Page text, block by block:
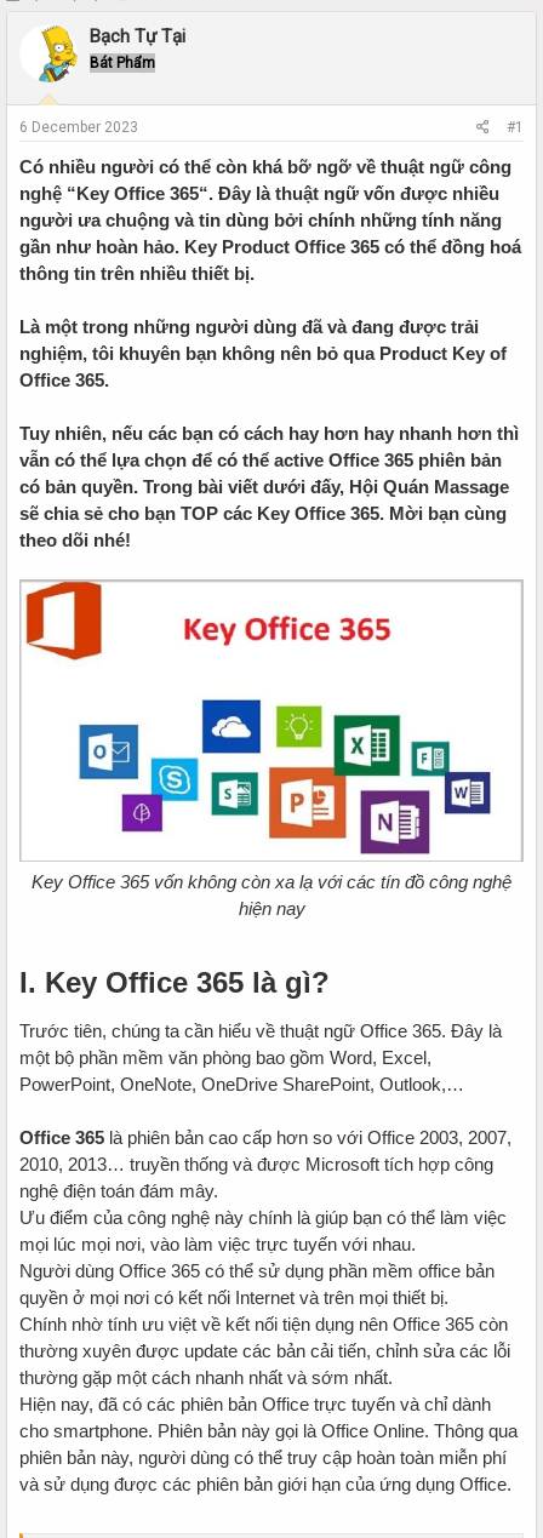
d
s
a
r
e
r
a
r
d
a
e
Bạch Tự Tại
Bát Phẩm
6 December 2023 #1
Có nhiều người có thể còn khá bỡ ngỡ về thuật ngữ công
nghệ “Key Office 365“. Đây là thuật ngữ vốn được nhiều
người ưa chuộng và tin dùng bởi chính những tính năng
gần như hoàn hảo. Key Product Office 365 có thể đồng hoá
thông tin trên nhiều thiết bị.
Là một trong những người dùng đã và đang được trải
nghiệm, tôi khuyên bạn không nên bỏ qua Product Key of
Office 365.
Tuy nhiên, nếu các bạn có cách hay hơn hay nhanh hơn thì
vẫn có thể lựa chọn để có thể active Office 365 phiên bản
có bản quyền. Trong bài viết dưới đấy, Hội Quán Massage
sẽ chia sẻ cho bạn TOP các Key Office 365. Mời bạn cùng
theo dõi nhé!
Key Office 365 vốn không còn xa lạ với các tín đồ công nghệ
hiện nay
I. Key Office 365 là gì?
Trước tiên, chúng ta cần hiểu về thuật ngữ Office 365. Đây là
một bộ phần mềm văn phòng bao gồm Word, Excel,
PowerPoint, OneNote, OneDrive SharePoint, Outlook,…
Office 365 là phiên bản cao cấp hơn so với Office 2003, 2007,
2010, 2013… truyền thống và được Microsoft tích hợp công
nghệ điện toán đám mây.
Ưu điểm của công nghệ này chính là giúp bạn có thể làm việc
mọi lúc mọi nơi, vào làm việc trực tuyến với nhau.
Người dùng Office 365 có thể sử dụng phần mềm office bản
quyền ở mọi nơi có kết nối Internet và trên mọi thiết bị.
Chính nhờ tính ưu việt về kết nối tiện dụng nên Office 365 còn
thường xuyên được update các bản cải tiến, chỉnh sửa các lỗi
thường gặp một cách nhanh nhất và sớm nhất.
Hiện nay, đã có các phiên bản Office trực tuyến và chỉ dành
cho smartphone. Phiên bản này gọi là Office Online. Thông qua
phiên bản này, người dùng có thể truy cập hoàn toàn miễn phí
và sử dụng được các phiên bản giới hạn của ứng dụng Office.